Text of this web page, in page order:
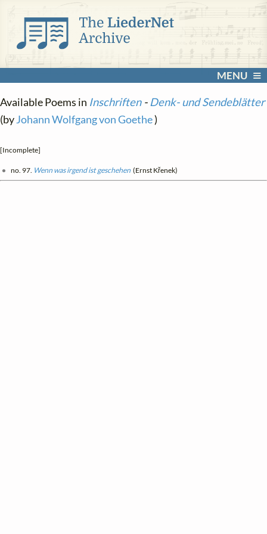
MENU
Available Poems in Inschriften-Denk- und Sendeblätter
(byJohann Wolfgang von Goethe)
[Incomplete]
no. 97. Wenn was irgend ist geschehen (Ernst Křenek)